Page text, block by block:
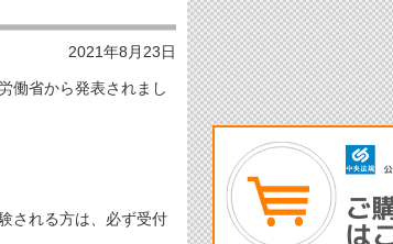
2021年8月23日
働省から発表されまし
される方は、必ず受付